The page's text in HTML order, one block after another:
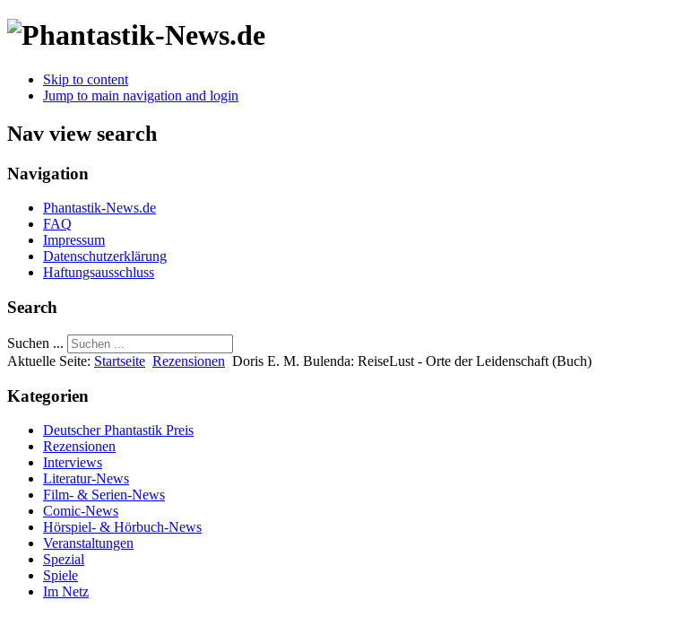
Skip to content
Jump to main navigation and login
Nav view search
Navigation
Phantastik-News.de
FAQ
Impressum
Datenschutzerklärung
Haftungsausschluss
Search
Suchen ...
Aktuelle Seite: Startseite Rezensionen Doris E. M. Bulenda: ReiseLust - Orte der Leidenschaft (Buch)
Kategorien
Deutscher Phantastik Preis
Rezensionen
Interviews
Literatur-News
Film- & Serien-News
Comic-News
Hörspiel- & Hörbuch-News
Veranstaltungen
Spezial
Spiele
Im Netz